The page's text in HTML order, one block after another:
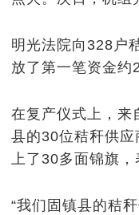
明光法院向328户
放了第一笔资金约
在复产仪式上，来
县的30位秸秆供
上了30多面锦旗，
“我们固镇县的秸